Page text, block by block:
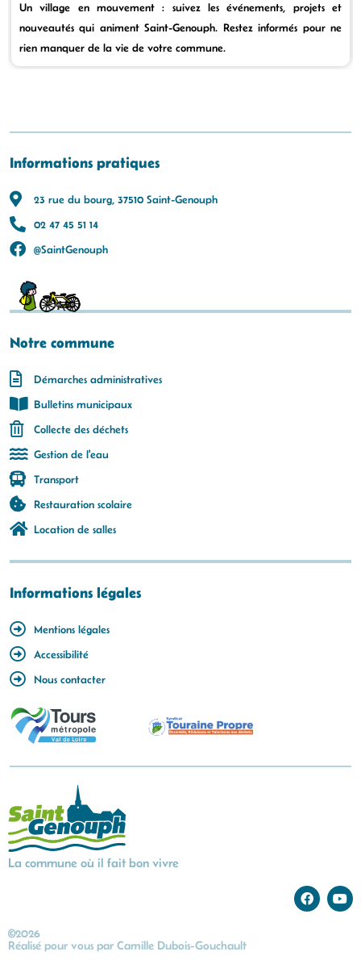
Un village en mouvement : suivez les événements, projets et
nouveautés qui animent Saint-Genouph. Restez informés pour ne
rien manquer de la vie de votre commune.
Informations pratiques
23 rue du bourg, 37510 Saint-Genouph
02 47 45 51 14
@SaintGenouph
Notre commune
Démarches administratives
Bulletins municipaux
Collecte des déchets
Gestion de l'eau
Transport
Restauration scolaire
Location de salles
Informations légales
Mentions légales
Accessibilité
Nous contacter
La commune où il fait bon vivre
©2026
Réalisé pour vous par Camille Dubois-Gouchault